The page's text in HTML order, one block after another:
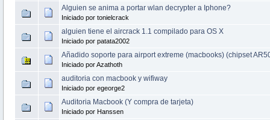
Alguien se anima a portar wlan decrypter a Iphone?
Iniciado por tonielcrack
alguien tiene el aircrack 1.1 compilado para OS X
Iniciado por patata2002
Añadido soporte para airport extreme (macbooks) (chipset
Iniciado por Azathoth
auditoria con macbook y wifiway
Iniciado por egeorge2
Auditoria Macbook (Y compra de tarjeta)
Iniciado por Hanssen